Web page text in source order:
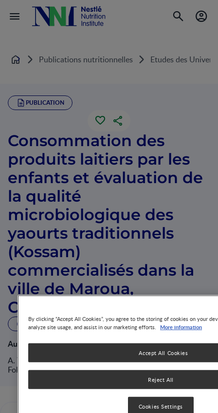
Home Publications nutritionnelles Etudes des
PUBLICATION
Consommation des
produits laitiers par les
enfants et évaluation de
la qualité
microbiologique des
yaourts traditionnels
(Kossam)
commercialisés dans la
ville de Maroua,
Cameroun.
2 MIN READ
Author(s):
A. Tagne Tadié1 , A. G. Silapeux Kamda1 , R. Ponka2 , E.
Fokou1
By clicking “Accept All Cookies”, you agree to the storing of cookies on your
analyze site usage, and assist in our marketing efforts.
More information
Reject All
Accept All Cookies
Cookies Settings